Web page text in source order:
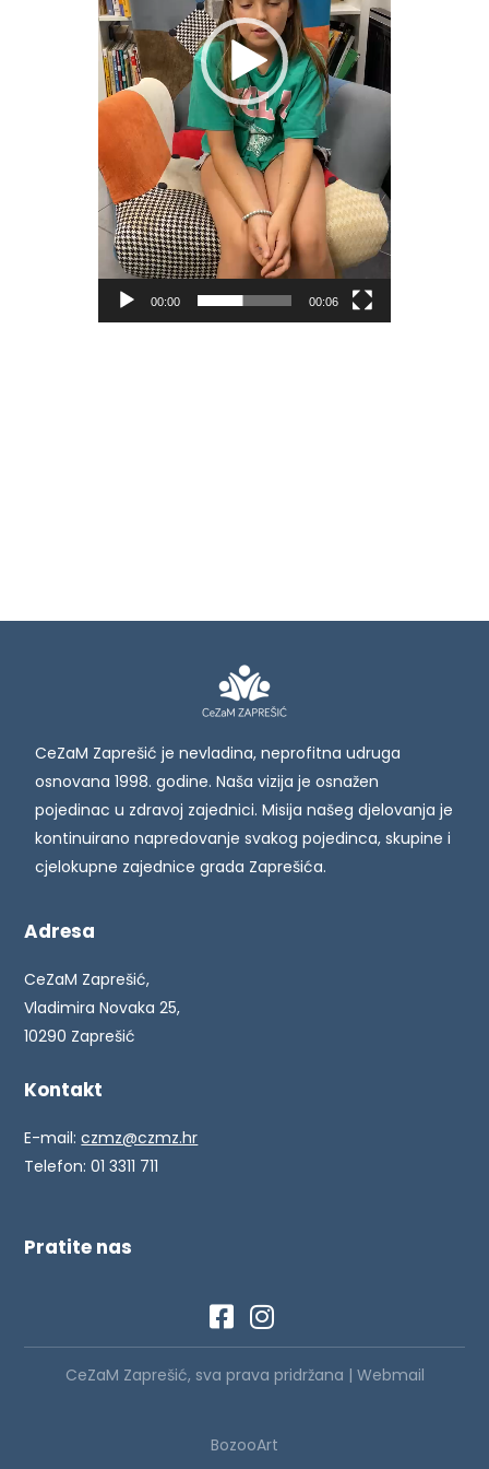
00:00 00:06
CeZaM Zaprešić je nevladina, neprofitna udruga
osnovana 1998. godine. Naša vizija je osnažen
pojedinac u zdravoj zajednici. Misija našeg djelovanja je
kontinuirano napredovanje svakog pojedinca, skupine i
cjelokupne zajednice grada Zaprešića.
Adresa
CeZaM Zaprešić,
Vladimira Novaka 25,
10290 Zaprešić
Kontakt
E-mail:czmz@czmz.hr
Telefon: 01 3311 711
Pratite nas
CeZaM Zaprešić, sva prava pridržana | Webmail
BozooArt